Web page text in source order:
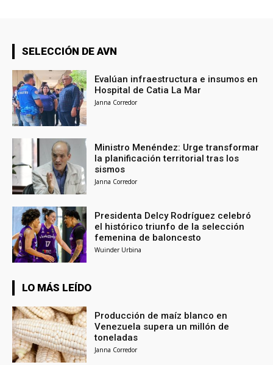
SELECCIÓN DE AVN
Evalúan infraestructura e insumos en
Hospital de Catia La Mar
Janna Corredor
Ministro Menéndez: Urge transformar
la planificación territorial tras los
sismos
Janna Corredor
Presidenta Delcy Rodríguez celebró
el histórico triunfo de la selección
femenina de baloncesto
Wuinder Urbina
LO MÁS LEÍDO
Producción de maíz blanco en
Venezuela supera un millón de
toneladas
Janna Corredor